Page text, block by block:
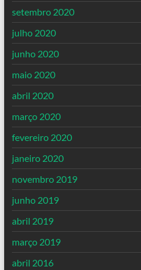
setembro 2020
julho 2020
junho 2020
maio 2020
abril 2020
março 2020
fevereiro 2020
janeiro 2020
novembro 2019
junho 2019
abril 2019
março 2019
abril 2016